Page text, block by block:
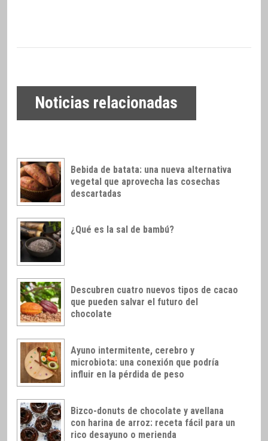
Noticias relacionadas
Bebida de batata: una nueva alternativa
vegetal que aprovecha las cosechas
descartadas
¿Qué es la sal de bambú?
Descubren cuatro nuevos tipos de cacao
que pueden salvar el futuro del
chocolate
Ayuno intermitente, cerebro y
microbiota: una conexión que podría
influir en la pérdida de peso
Bizco-donuts de chocolate y avellana
con harina de arroz: receta fácil para un
rico desayuno o merienda